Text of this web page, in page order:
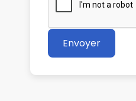
Envoyer